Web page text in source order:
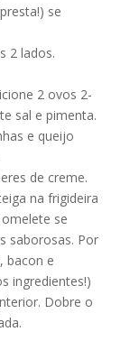
se
2 lados.
2 ovos 2-
sal e pimenta.
e queijo
de creme.
na frigideira
se
saborosas. Por
bacon e
ingredientes!)
Dobre o